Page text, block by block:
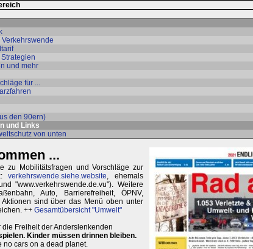
und mehr
für ...
den 90ern)
und Links
von unten
...
zu Mobilitätsfragen und Vorschläge zur
verkehrswende.siehe.website, ehemals
"www.verkehrswende.de.vu"). Weitere
Auto, Barrierefreiheit, ÖPNV,
sind über das Menü oben unter
++ Gesamtübersicht "Umwelt"
die Freiheit der Anderslenkenden
Kinder müssen drinnen bleiben.
no cars on a dead planet.